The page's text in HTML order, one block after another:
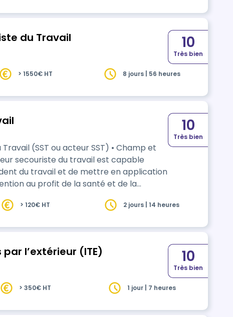
du Travail 10
Très bien
> 1550€ HT 8 jours | 56 heures
(SST ou acteur SST) • Champ et
secouriste du travail est capable
du travail et de mettre en application
au profit de la santé et de la
l'exercice de l'activité : L’activité de
10
Très bien
> 120€ HT 2 jours | 14 heures
l’extérieur (ITE) 10
Très bien
> 350€ HT 1 jour | 7 heures